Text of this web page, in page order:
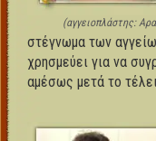
(αγγειοπλάστης:
στέγνωμα των
χρησμεύει για να
αμέσως μετά το